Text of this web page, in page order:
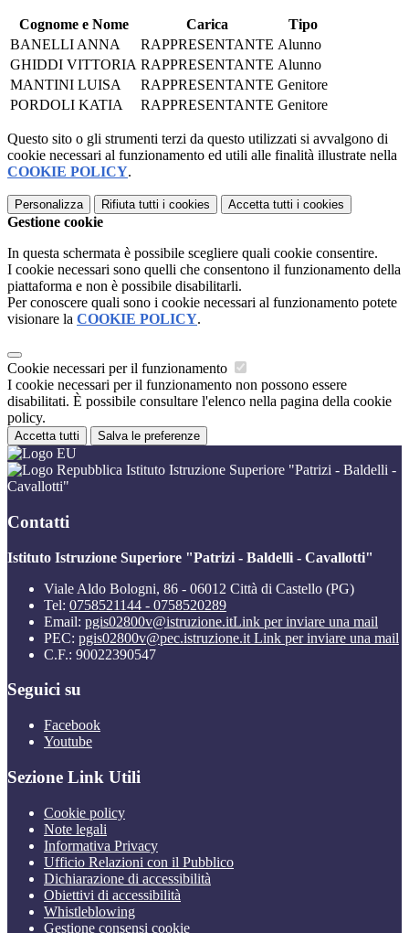
Cognome e Nome Carica
Tipo
BANELLI ANNA
RAPPRESENTANTE Alunno
GHIDDI VITTORIA RAPPRESENTANTE Alunno
MANTINI LUISA
RAPPRESENTANTE Genitore
PORDOLI KATIA
RAPPRESENTANTE Genitore
Questo sito o gli strumenti terzi da questo utilizzati si avvalgono di
cookie necessari al funzionamento ed utili alle finalità illustrate nella
COOKIE POLICY.
Personalizza Rifiuta tutti i cookies Accetta tutti i cookies
Gestione cookie
In questa schermata è possibile scegliere quali cookie consentire.
I cookie necessari sono quelli che consentono il funzionamento della
piattaforma e non è possibile disabilitarli.
Per conoscere quali sono i cookie necessari al funzionamento potete
visionare la COOKIE POLICY.
Cookie necessari per il funzionamento
I cookie necessari per il funzionamento non possono essere
disabilitati. È possibile consultare l'elenco nella pagina della cookie
policy.
Accetta tutti Salva le preferenze
Istituto Istruzione Superiore "Patrizi - Baldelli -
Cavallotti"
Contatti
Istituto Istruzione Superiore "Patrizi - Baldelli - Cavallotti"
Viale Aldo Bologni, 86 - 06012 Città di Castello (PG)
Tel: 0758521144 - 0758520289
Email: pgis02800v@istruzione.itLink per inviare una mail
PEC: pgis02800v@pec.istruzione.it Link per inviare una mail
C.F.: 90022390547
Seguici su
Facebook
Youtube
Sezione Link Utili
Cookie policy
Note legali
Informativa Privacy
Ufficio Relazioni con il Pubblico
Dichiarazione di accessibilità
Obiettivi di accessibilità
Whistleblowing
Gestione consensi cookie